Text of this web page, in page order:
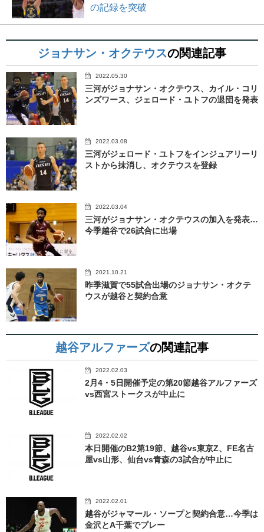
の記録を突破
ジョナサン・オクテウスの関連記事
2022.05.30
三河がジョナサン・オクテウス、カイル・コリ
ンズワース、ジェロード・ユトフの退団を発表
2022.03.08
三河がジェロード・ユトフをインジュアリーリ
ストから抹消し、オクテウスを登録
2022.03.04
三河がジョナサン・オクテウスの加入を発表…
今季越谷で26試合に出場
2021.10.21
昨季滋賀で55試合出場のジョナサン・オクテ
ウスが越谷と契約合意
越谷アルファーズの関連記事
2022.02.03
2月4・5日開催予定の第20節越谷アルファーズ
vs西宮ストークスが中止に
2022.02.02
本日開催のB2第19節、越谷vs東京Z、FE名古
屋vs山形、仙台vs青森の3試合が中止に
2022.02.01
越谷がジャマール・ソープと契約合意…今季は
金沢とA千葉でプレー